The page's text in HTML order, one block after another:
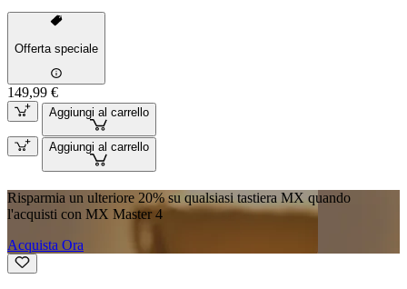
Offerta speciale
149,99 €
Aggiungi al carrello
Aggiungi al carrello
Risparmia un ulteriore 20% su qualsiasi tastiera MX quando
l'acquisti con MX Master 4
Acquista Ora